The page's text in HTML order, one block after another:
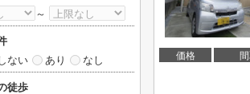
価格
～
ない
あり なし
徒歩